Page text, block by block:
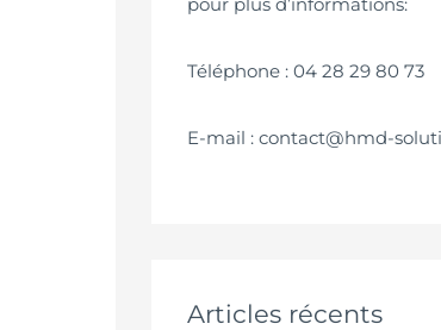
Téléphone : 04 28 29 80 73
E-mail : contact@hmd-
Articles récents